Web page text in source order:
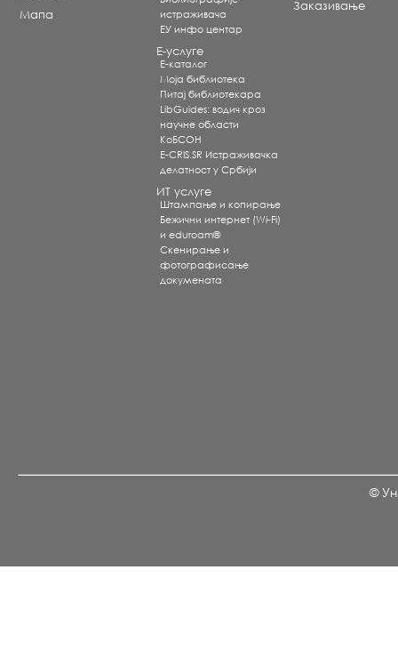
Мапа
истраживача
ЕУ инфо центар
Е-услуге
Е-каталог
Моја библиотека
Питај библиотекара
LibGuides: водич кроз
научне области
КоБСОН
E-CRIS.SR Истраживачка
делатност у Србији
ИТ услуге
Штампање и копирање
Бежични интернет (Wi-Fi)
и eduroam®
Скенирање и
фотографисање
докумената
Заказивање
©